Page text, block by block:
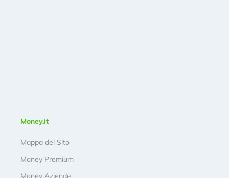
Money.it
Mappa del Sito
Money Premium
Money Aziende